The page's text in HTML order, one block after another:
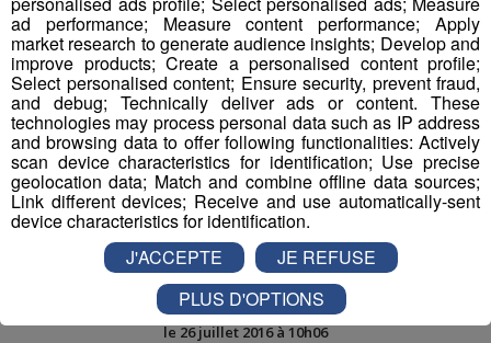
Partager sur Facebook
Partager sur Twitter
Boucher / Bouchère
Publié par Emmanuel Briot-1 août 2016 à 00h04
le 26 juillet 2016 à 10h06
ad performance; Measure content performance; Apply
market research to generate audience insights; Develop and
improve products; Create a personalised content profile;
Select personalised content; Ensure security, prevent fraud,
and debug; Technically deliver ads or content. These
technologies may process personal data such as IP address
and browsing data to offer following functionalities: Actively
scan device characteristics for identification; Use precise
geolocation data; Match and combine offline data sources;
Link different devices; Receive and use automatically-sent
device characteristics for identification.
J'ACCEPTE
JE REFUSE
PLUS D'OPTIONS